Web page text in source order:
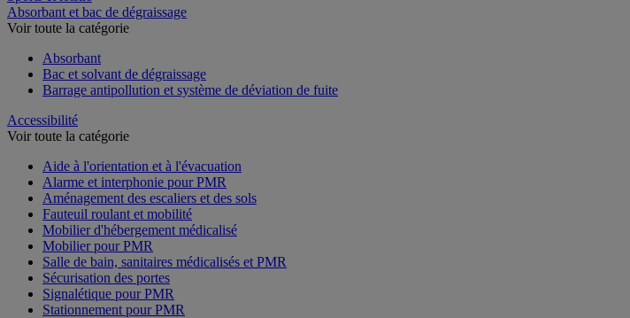
Absorbant et bac de dégraissage
Voir toute la catégorie
Absorbant
Bac et solvant de dégraissage
Barrage antipollution et système de déviation de fuite
Accessibilité
Voir toute la catégorie
Aide à l'orientation et à l'évacuation
Alarme et interphonie pour PMR
Aménagement des escaliers et des sols
Fauteuil roulant et mobilité
Mobilier d'hébergement médicalisé
Mobilier pour PMR
Salle de bain, sanitaires médicalisés et PMR
Sécurisation des portes
Signalétique pour PMR
Stationnement pour PMR